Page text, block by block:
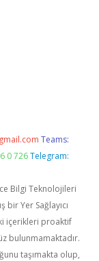
Teams:
0 726 Telegram:
Bilgi Teknolojileri
bir Yer Sağlayıcı
içerikleri proaktif
bulunmamaktadır.
taşımakta olup,